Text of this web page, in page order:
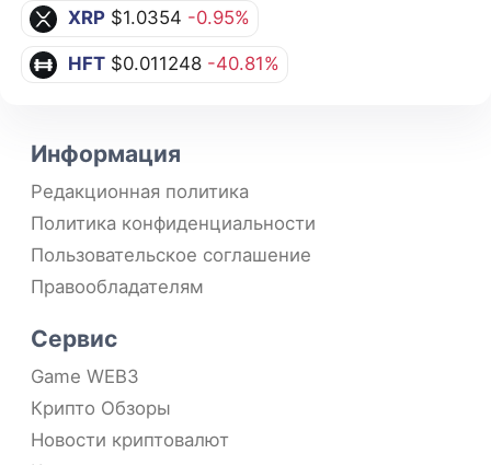
XRP $1.0354 -0.95%
HFT $0.011248 -40.81%
Информация
Редакционная политика
Политика конфиденциальности
Пользовательское соглашение
Правообладателям
Сервис
Game WEB3
Крипто Обзоры
Новости криптовалют